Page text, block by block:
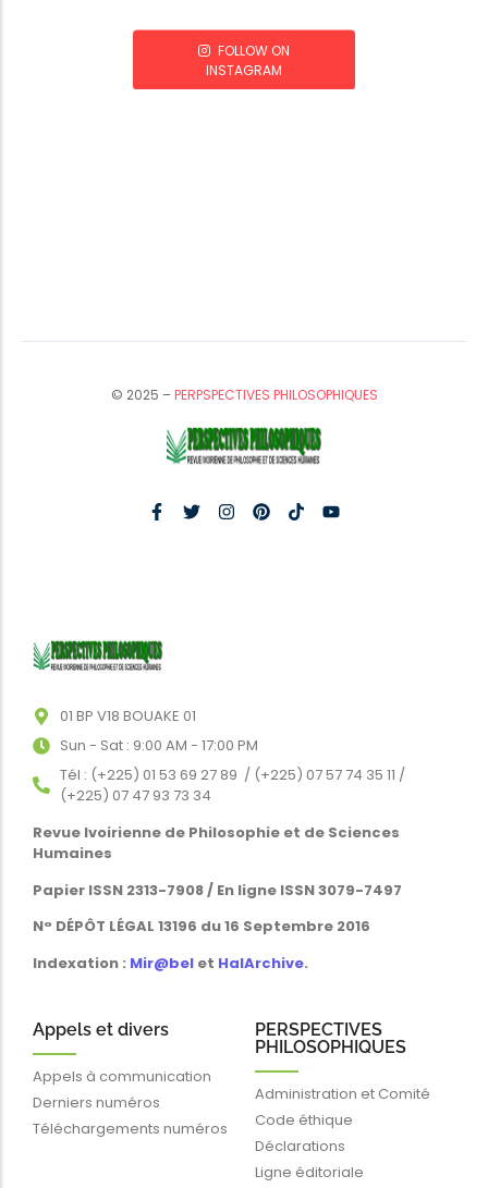
FOLLOW ON
INSTAGRAM
© 2025 –PERPSPECTIVES PHILOSOPHIQUES
01 BP V18 BOUAKE 01
Sun - Sat : 9:00 AM - 17:00 PM
Tél : (+225) 01 53 69 27 89 / (+225) 07 57 74 35 11 /
(+225) 07 47 93 73 34
Revue Ivoirienne de Philosophie et de Sciences
Humaines
Papier ISSN 2313-7908 / En ligne ISSN 3079-7497
N° DÉPÔT LÉGAL 13196 du 16 Septembre 2016
Indexation : Mir@bel et HalArchive.
Appels et divers
Appels à communication
Derniers numéros
Téléchargements numéros
PERSPECTIVES
PHILOSOPHIQUES
Administration et Comité
Code éthique
Déclarations
Ligne éditoriale